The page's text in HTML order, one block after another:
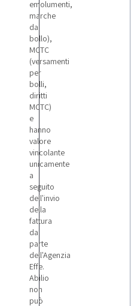
emolumenti,
marche
da
bollo),
MCTC
(versamenti
per
bolli,
diritti
MCTC)
e
hanno
valore
vincolante
unicamente
a
seguito
dell'invio
della
fattura
da
parte
dell'Agenzia
Effe.
Abilio
non
può